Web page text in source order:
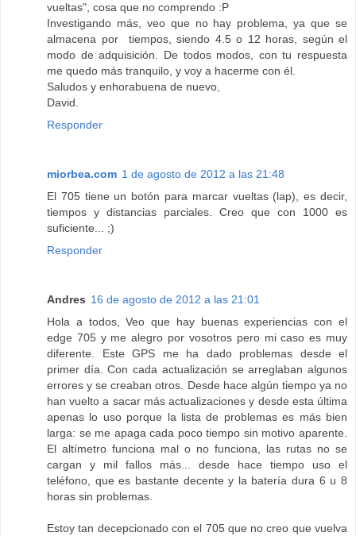
vueltas", cosa que no comprendo :P
Investigando más, veo que no hay problema, ya que se
almacena por tiempos, siendo 4.5 o 12 horas, según el
modo de adquisición. De todos modos, con tu respuesta
me quedo más tranquilo, y voy a hacerme con él.
Saludos y enhorabuena de nuevo,
David.
Responder
miorbea.com 1 de agosto de 2012 a las 21:48
El 705 tiene un botón para marcar vueltas (lap), es decir,
tiempos y distancias parciales. Creo que con 1000 es
suficiente... ;)
Responder
Andres 16 de agosto de 2012 a las 21:01
Hola a todos, Veo que hay buenas experiencias con el
edge 705 y me alegro por vosotros pero mi caso es muy
diferente. Este GPS me ha dado problemas desde el
primer día. Con cada actualización se arreglaban algunos
errores y se creaban otros. Desde hace algún tiempo ya no
han vuelto a sacar más actualizaciones y desde esta última
apenas lo uso porque la lista de problemas es más bien
larga: se me apaga cada poco tiempo sin motivo aparente.
El altímetro funciona mal o no funciona, las rutas no se
cargan y mil fallos más... desde hace tiempo uso el
teléfono, que es bastante decente y la batería dura 6 u 8
horas sin problemas.
Estoy tan decepcionado con el 705 que no creo que vuelva